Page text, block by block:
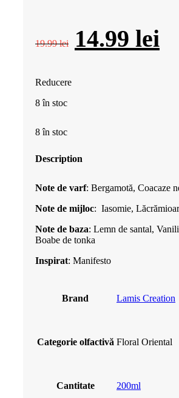
19.99lei
Prețul
19.99 lei.
14.99 lei
Reducere
8 în stoc
8 în stoc
Description
Note de varf: Bergamotă, Coacaze
Note de mijloc: Iasomie,
Note de baza: Lemn de santal,
Boabe de tonka
Inspirat: Manifesto
Brand Lamis Creation
Categorie olfactivă Floral Oriental
Cantitate 200ml